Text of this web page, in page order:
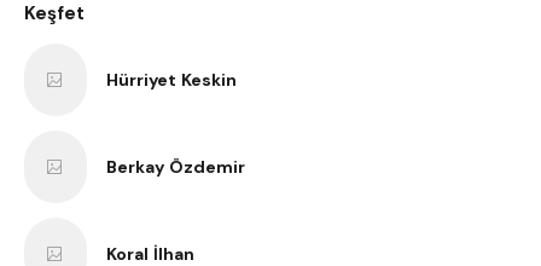
Keşfet
Hürriyet Keskin
Berkay Özdemir
Koral İlhan